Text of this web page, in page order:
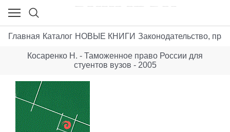
Главная Каталог НОВЫЕ КНИГИ Законодательство,
Косаренко Н. - Таможенное право России для
стуентов вузов - 2005